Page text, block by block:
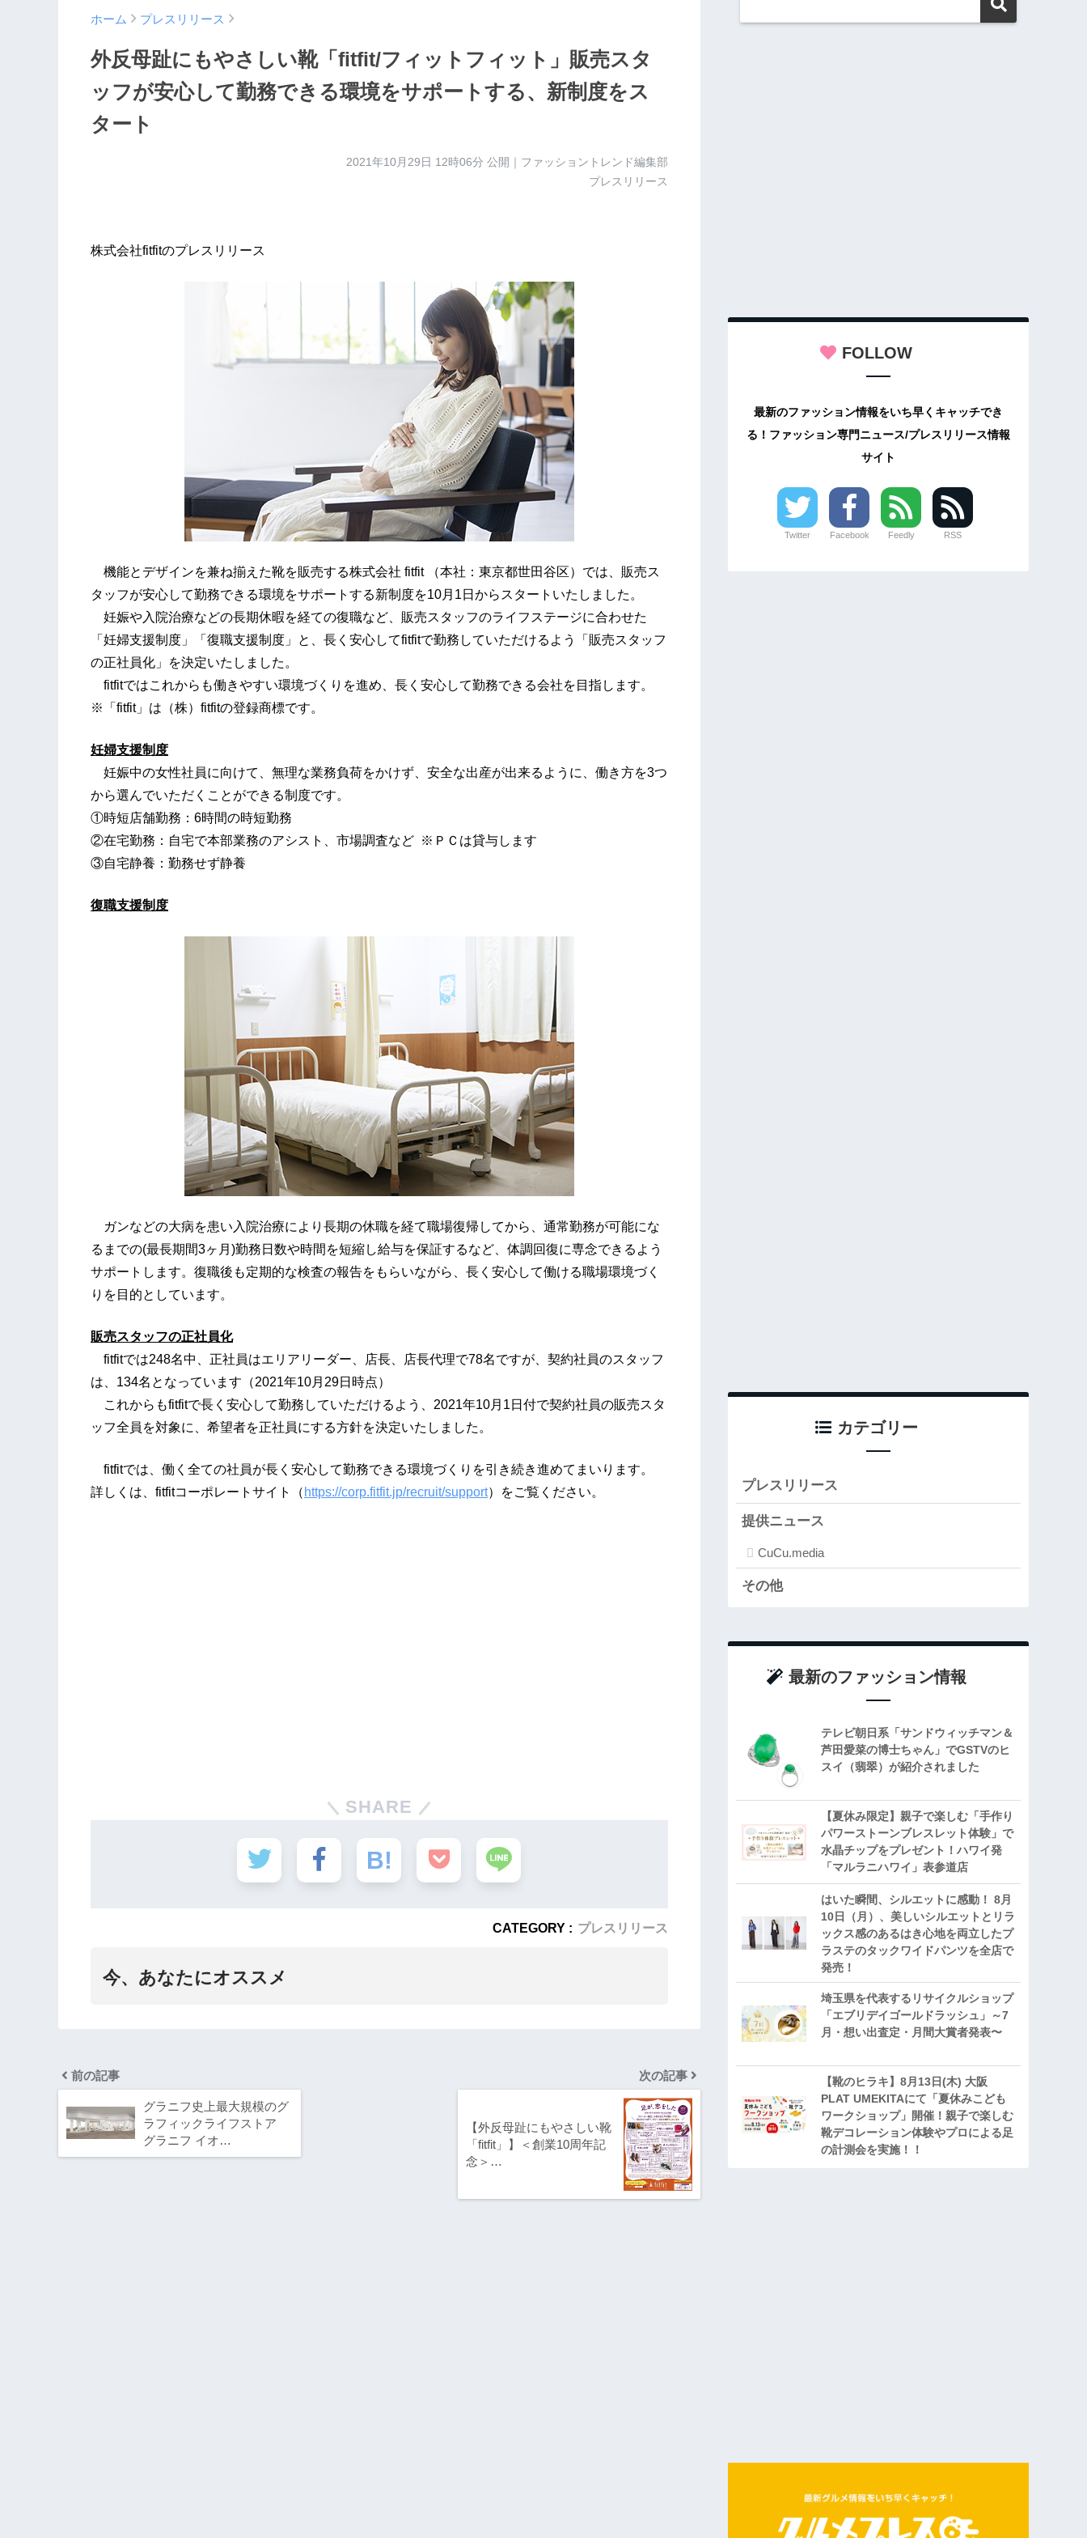
ホーム プレスリリース
外反母趾にもやさしい靴「fitfit/フィットフィット」販売スタ
ッフが安心して勤務できる環境をサポートする、新制度をス
タート
2021年10月29日 12時06分 公開｜ファッショントレンド編集部
プレスリリース
株式会社fitfitのプレスリリース
機能とデザインを兼ね揃えた靴を販売する株式会社 fitfit （本社：東京都世田谷区）では、販売ス
タッフが安心して勤務できる環境をサポートする新制度を10月1日からスタートいたしました。
妊娠や入院治療などの長期休暇を経ての復職など、販売スタッフのライフステージに合わせた
「妊婦支援制度」「復職支援制度」と、長く安心してfitfitで勤務していただけるよう「販売スタッフ
の正社員化」を決定いたしました。
fitfitではこれからも働きやすい環境づくりを進め、長く安心して勤務できる会社を目指します。
※「fitfit」は（株）fitfitの登録商標です。
妊婦支援制度
妊娠中の女性社員に向けて、無理な業務負荷をかけず、安全な出産が出来るように、働き方を3つ
から選んでいただくことができる制度です。
①時短店舗勤務：6時間の時短勤務
②在宅勤務：自宅で本部業務のアシスト、市場調査など ※ＰＣは貸与します
③自宅静養：勤務せず静養
復職支援制度
ガンなどの大病を患い入院治療により長期の休職を経て職場復帰してから、通常勤務が可能にな
るまでの(最長期間3ヶ月)勤務日数や時間を短縮し給与を保証するなど、体調回復に専念できるよう
サポートします。復職後も定期的な検査の報告をもらいながら、長く安心して働ける職場環境づく
りを目的としています。
販売スタッフの正社員化
fitfitでは248名中、正社員はエリアリーダー、店長、店長代理で78名ですが、契約社員のスタッフ
は、134名となっています（2021年10月29日時点）
これからもfitfitで長く安心して勤務していただけるよう、2021年10月1日付で契約社員の販売スタ
ッフ全員を対象に、希望者を正社員にする方針を決定いたしました。
fitfitでは、働く全ての社員が長く安心して勤務できる環境づくりを引き続き進めてまいります。
詳しくは、fitfitコーポレートサイト（ https://corp.fitfit.jp/recruit/support）をご覧ください。
SHARE
CATEGORY : プレスリリース
今、あなたにオススメ
前の記事
グラニフ史上最大規模のグ
ラフィックライフストア
グラニフ イオ…
次の記事
【外反母趾にもやさしい靴
「fitfit」】＜創業10周年記
念＞…
FOLLOW
最新のファッション情報をいち早くキャッチでき
る！ファッション専門ニュース/プレスリリース情報
サイト
Twitter Facebook Feedly RSS
カテゴリー
プレスリリース
提供ニュース
CuCu.media
その他
最新のファッション情報
テレビ朝日系「サンドウィッチマン＆
芦田愛菜の博士ちゃん」でGSTVのヒ
スイ（翡翠）が紹介されました
【夏休み限定】親子で楽しむ「手作り
パワーストーンブレスレット体験」で
水晶チップをプレゼント！ハワイ発
「マルラニハワイ」表参道店
はいた瞬間、シルエットに感動！ 8月
10日（月）、美しいシルエットとリラ
ックス感のあるはき心地を両立したプ
ラステのタックワイドパンツを全店で
発売！
埼玉県を代表するリサイクルショップ
「エブリデイゴールドラッシュ」～7
月・想い出査定・月間大賞者発表〜
【靴のヒラキ】8月13日(木) 大阪
PLAT UMEKITAにて「夏休みこども
ワークショップ」開催！親子で楽しむ
靴デコレーション体験やプロによる足
の計測会を実施！！